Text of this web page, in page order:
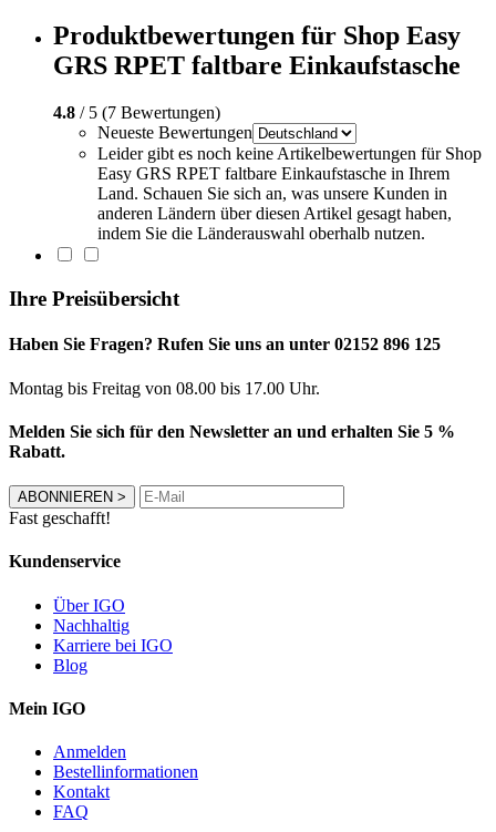
Produktbewertungen für Shop Easy
GRS RPET faltbare Einkaufstasche
4.8 / 5 (7 Bewertungen)
Neueste Bewertungen
Leider gibt es noch keine Artikelbewertungen für Shop
Easy GRS RPET faltbare Einkaufstasche in Ihrem
Land. Schauen Sie sich an, was unsere Kunden in
anderen Ländern über diesen Artikel gesagt haben,
indem Sie die Länderauswahl oberhalb nutzen.
Ihre Preisübersicht
Haben Sie Fragen? Rufen Sie uns an unter 02152 896 125
Montag bis Freitag von 08.00 bis 17.00 Uhr.
Melden Sie sich für den Newsletter an und erhalten Sie 5 %
Rabatt.
ABONNIEREN >
Fast geschafft!
Kundenservice
Über IGO
Nachhaltig
Karriere bei IGO
Blog
Mein IGO
Anmelden
Bestellinformationen
Kontakt
FAQ